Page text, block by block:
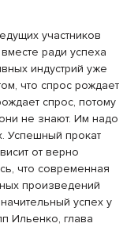
участников
ради успеха
индустрий уже
что спрос рождает
спрос, потому
не знают. Им надо
Успешный прокат
от верно
что современная
произведений
успех у
Ильенко, глава